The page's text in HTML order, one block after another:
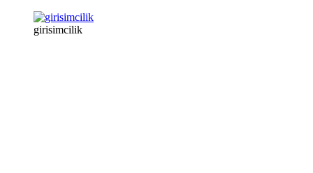
girisimcilik